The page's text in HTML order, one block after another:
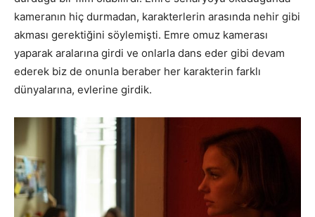
kameranın hiç durmadan, karakterlerin arasında nehir gibi
akması gerektiğini söylemişti. Emre omuz kamerası
yaparak aralarına girdi ve onlarla dans eder gibi devam
ederek biz de onunla beraber her karakterin farklı
dünyalarına, evlerine girdik.